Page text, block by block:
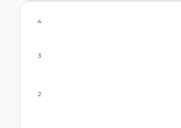
2
3
4